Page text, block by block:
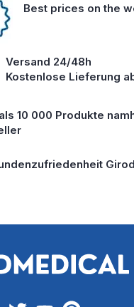
Best prices on the
Versand 24/48h
Kostenlose Lieferung
10 000 Produkte